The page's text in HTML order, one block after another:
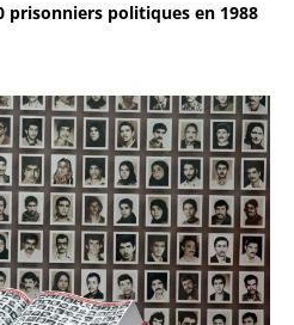
prisonniers politiques en 1988